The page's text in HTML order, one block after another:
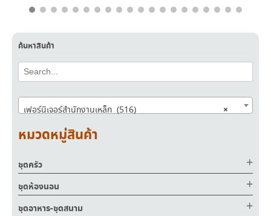
ค้นหาสินค้า
×
เฟอร์นิเจอร์สำนักงานเหล็ก (516)
หมวดหมู่สินค้า
ชุดครัว
ชุดห้องนอน
ชุดอาหาร-ชุดสนาม